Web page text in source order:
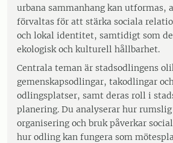
urbana sammanhang kan utformas,
förvaltas för att stärka sociala
och lokal identitet, samtidigt som
ekologisk och kulturell hållbarhet.
Centrala teman är stadsodlingens
gemenskapsodlingar, takodlingar
odlingsplatser, samt deras roll i
planering. Du analyserar hur
organisering och bruk påverkar
hur odling kan fungera som